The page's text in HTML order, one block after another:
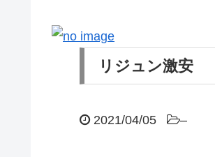
リジュン激安
2021/04/05 –